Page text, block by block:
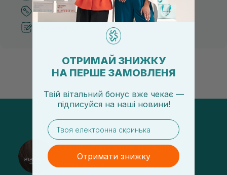
Лучшие цены и топ товары
Рекомендации от косметологов
@sisters_stelmakh в Instagram
Подписаться
ОТРИМАЙ ЗНИЖКУ
НА ПЕРШЕ ЗАМОВЛЕНЯ
Твій вітальний бонус вже чекає —
підписуйся на наші новини!
email
Отримати знижку